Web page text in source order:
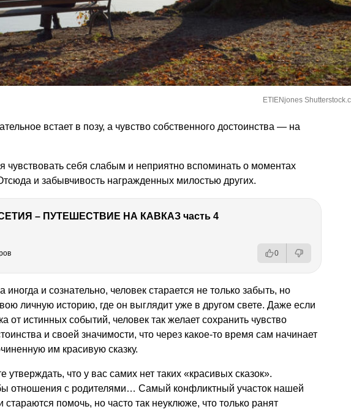
ETIENjones
встает в позу, а чувство собственного достоинства — на
чувствовать себя слабым и неприятно вспоминать о моментах
и забывчивость награжденных милостью других.
– ПУТЕШЕСТВИЕ НА КАВКАЗ часть 4
0
иногда и сознательно, человек старается не только забыть, но
личную историю, где он выглядит уже в другом свете. Даже если
от истинных событий, человек так желает сохранить чувство
и своей значимости, что через какое-то время сам начинает
им красивую сказку.
утверждать, что у вас самих нет таких «красивых сказок».
отношения с родителями… Самый конфликтный участок нашей
стараются помочь, но часто так неуклюже, что только ранят